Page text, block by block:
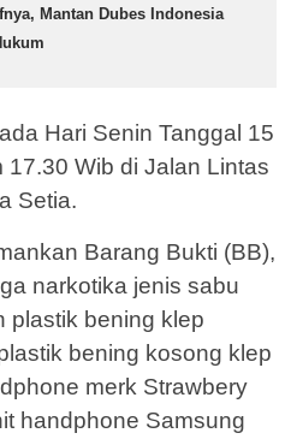
Mantan Dubes Indonesia
Hari Senin Tanggal 15
Wib di Jalan Lintas
Setia.
Barang Bukti (BB),
narkotika jenis sabu
plastik bening klep
bening kosong klep
merk Strawbery
handphone Samsung